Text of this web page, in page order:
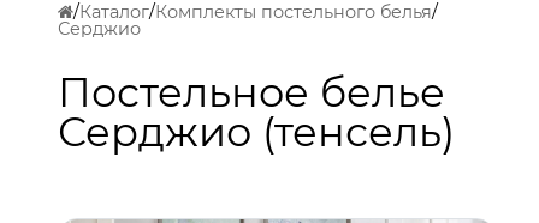
Каталог Комплекты постельного белья
Серджио
Постельное белье
Серджио (тенсель)